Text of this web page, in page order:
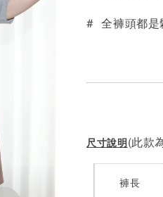
# 全褲頭都是
尺寸說明(此款
褲長